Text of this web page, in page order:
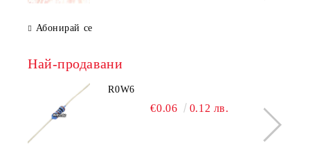
Абонирай се
Най-продавани
R0W6
€0.06 0.12 лв.